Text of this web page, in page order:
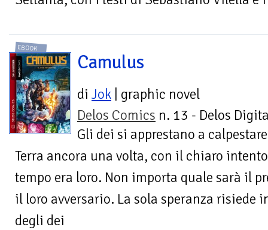
EBOOK
Camulus
di Jok | graphic novel
Delos Comics n. 13 - Delos
Gli dei si apprestano a
Terra ancora una volta, con il chiaro
tempo era loro. Non importa quale sarà il
il loro avversario. La sola speranza risiede
degli dei